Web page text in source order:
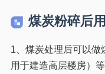
煤炭粉碎后
1、煤炭处理后可以做
用于建造高层楼房）等